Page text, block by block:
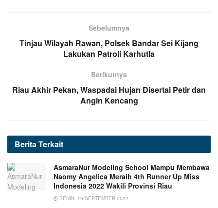
Sebelumnya
Tinjau Wilayah Rawan, Polsek Bandar Sei Kijang
Lakukan Patroli Karhutla
Berikutnya
Riau Akhir Pekan, Waspadai Hujan Disertai Petir dan
Angin Kencang
BeritaTerkait
AsmaraNur Modeling School Mampu Membawa
Naomy Angelica Meraih 4th Runner Up Miss
Indonesia 2022 Wakili Provinsi Riau
SENIN, 19 SEPTEMBER 2022